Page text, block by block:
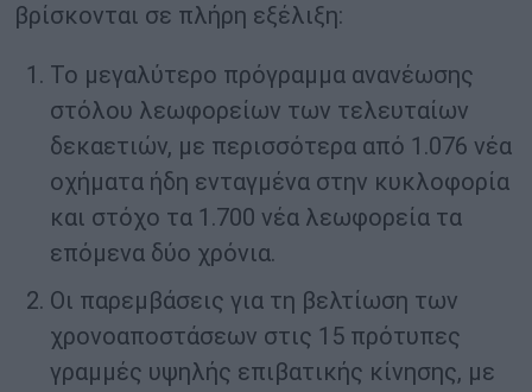
βρίσκονται σε πλήρη εξέλιξη:
Το μεγαλύτερο πρόγραμμα ανανέωσης
στόλου λεωφορείων των τελευταίων
δεκαετιών, με περισσότερα από 1.076 νέα
οχήματα ήδη ενταγμένα στην κυκλοφορία
και στόχο τα 1.700 νέα λεωφορεία τα
επόμενα δύο χρόνια.
Οι παρεμβάσεις για τη βελτίωση των
χρονοαποστάσεων στις 15 πρότυπες
γραμμές υψηλής επιβατικής κίνησης, με